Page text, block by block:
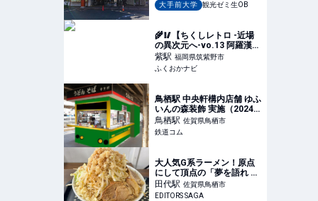
大手前大学
観光ゼミ生OB
🌾🥢【ちくしレトロ -近場
の異次元へ-vo.13 阿羅漢
（アラハン）】麺はパリッ
と野菜はふんわり 美味しい
記憶がよみがえる | ふくお
紫駅 福岡県筑紫野市
ふくおかナビ
鳥栖駅 中央軒構内店舗 ゆふ
いんの森装飾 実施（2024
年12月24日～） - 鉄道コム
鳥栖駅 佐賀県鳥栖市
鉄道コム
大人気G系ラーメン！原点
にして頂点の「夢を語れ 鳥
栖総本店」｜EDITORS
SAGA
田代駅 佐賀県鳥栖市
EDITORS SAGA